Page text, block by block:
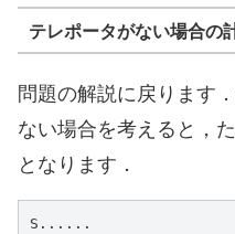
テレポータがない場合の
問題の解説に戻ります
ない場合を考えると，
となります．
S......